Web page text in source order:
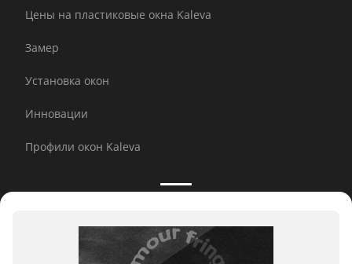
Цены на пластиковые окна Kaleva
Замер
Установка окон
Инновации
Профили окон Kaleva
Принимаем к оплате: